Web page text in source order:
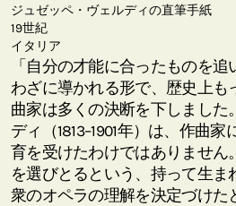
ジュゼッペ・ヴェルディの直筆手紙
19世紀
イタリア
「自分の才能に合ったものを
わざに導かれる形で、歴史上も
曲家は多くの決断を下しました
ディ（1813–1901年）は、作曲
育を受けたわけではありません
を選びとるという、持って生ま
衆のオペラの理解を決定づけた